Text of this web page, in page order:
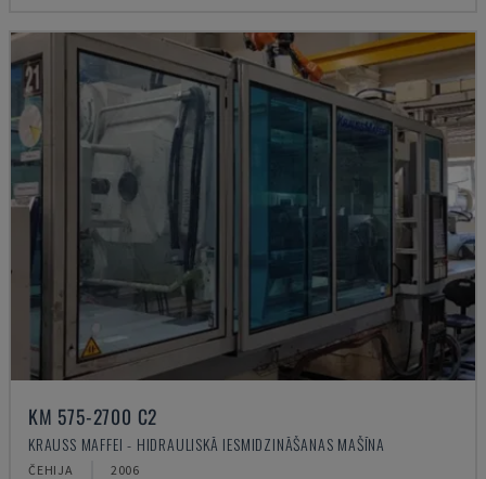
KM 575-2700 C2
KRAUSS MAFFEI - HIDRAULISKĀ IESMIDZINĀŠANAS MAŠĪNA
ČEHIJA 2006